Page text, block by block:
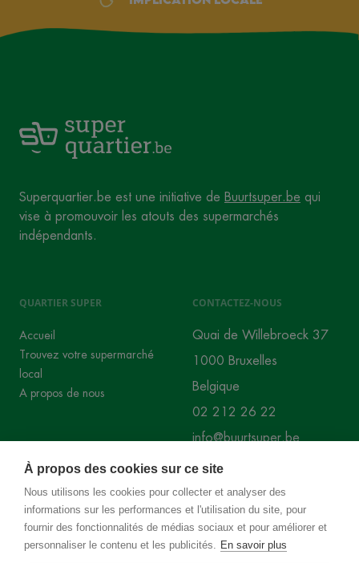
À propos des cookies sur ce site
Nous utilisons les cookies pour collecter et analyser des
informations sur les performances et l'utilisation du site, pour
fournir des fonctionnalités de médias sociaux et pour améliorer et
personnaliser le contenu et les publicités. En savoir plus
Superquartier.be est une initiative de Buurtsuper.be qui
vise à promouvoir les atouts des supermarchés
indépendants.
QUARTIER SUPER
Accueil
Trouvez votre supermarché
local
A propos de nous
CONTACTEZ-NOUS
Quai de Willebroeck 37
1000 Bruxelles
Belgique
02 212 26 22
info@buurtsuper.be
RÉSEAUX SOCIAUX
Instagram Facebook